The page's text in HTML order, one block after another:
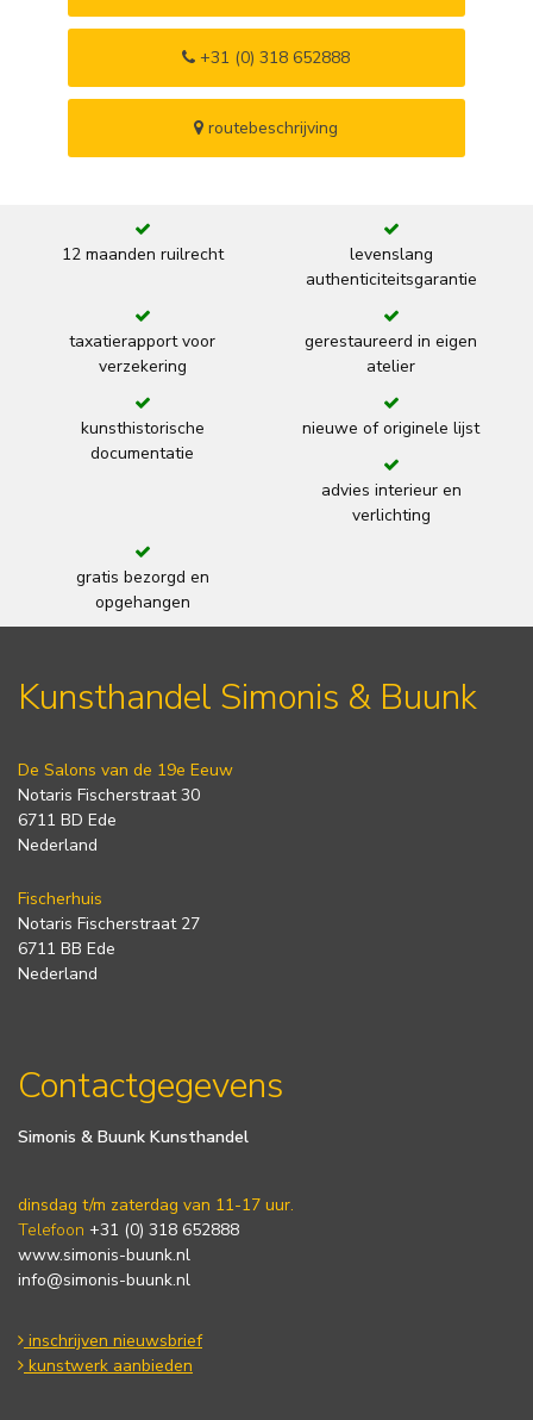
+31 (0) 318 652888
routebeschrijving
12 maanden ruilrecht
levenslang
authenticiteitsgarantie
taxatierapport voor
verzekering
gerestaureerd in eigen
atelier
kunsthistorische
documentatie
nieuwe of originele lijst
advies interieur en
verlichting
gratis bezorgd en
opgehangen
Kunsthandel Simonis & Buunk
De Salons van de 19e Eeuw
Notaris Fischerstraat 30
6711 BD Ede
Nederland
Fischerhuis
Notaris Fischerstraat 27
6711 BB Ede
Nederland
Contactgegevens
Simonis & Buunk Kunsthandel
dinsdag t/m zaterdag van 11-17 uur.
Telefoon +31 (0) 318 652888
www.simonis-buunk.nl
info@simonis-buunk.nl
inschrijven nieuwsbrief
kunstwerk aanbieden